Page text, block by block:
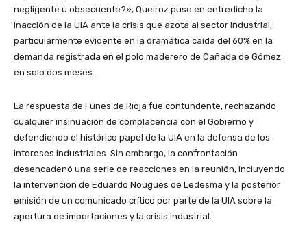
negligente u obsecuente?», Queiroz puso en entredicho la
inacción de la UIA ante la crisis que azota al sector industrial,
particularmente evidente en la dramática caída del 60% en la
demanda registrada en el polo maderero de Cañada de Gómez
en solo dos meses.
La respuesta de Funes de Rioja fue contundente, rechazando
cualquier insinuación de complacencia con el Gobierno y
defendiendo el histórico papel de la UIA en la defensa de los
intereses industriales. Sin embargo, la confrontación
desencadenó una serie de reacciones en la reunión, incluyendo
la intervención de Eduardo Nougues de Ledesma y la posterior
emisión de un comunicado crítico por parte de la UIA sobre la
apertura de importaciones y la crisis industrial.